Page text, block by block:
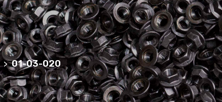
> 01-03-020